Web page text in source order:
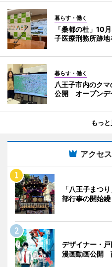
暮らす・働く
「桑都の杜」10
子医療刑務所跡地
暮らす・働く
八王子市内のク
公開 オープンデ
もっ
アクセ
「八王子まつ
部行事の開始
デザイナー・
漫画動画公開